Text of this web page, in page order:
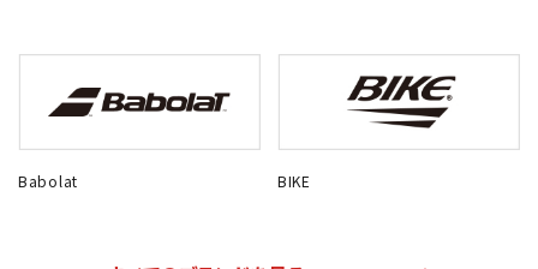
Babolat BIKE